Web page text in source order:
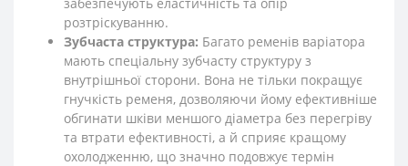
розтріскуванню.
Зубчаста структура: Багато ременів варіатора
мають спеціальну зубчасту структуру з
внутрішньої сторони. Вона не тільки покращує
гнучкість ременя, дозволяючи йому ефективніше
обгинати шківи меншого діаметра без перегріву
та втрати ефективності, а й сприяє кращому
охолодженню, що значно подовжує термін